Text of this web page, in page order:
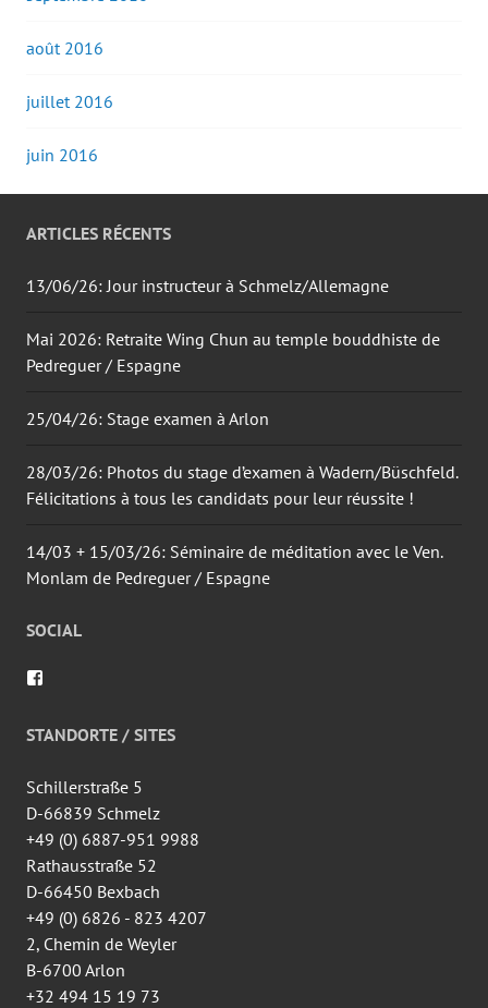
août 2016
juillet 2016
juin 2016
ARTICLES RÉCENTS
13/06/26: Jour instructeur à Schmelz/Allemagne
Mai 2026: Retraite Wing Chun au temple bouddhiste de
Pedreguer / Espagne
25/04/26: Stage examen à Arlon
28/03/26: Photos du stage d’examen à Wadern/Büschfeld.
Félicitations à tous les candidats pour leur réussite !
14/03 + 15/03/26: Séminaire de méditation avec le Ven.
Monlam de Pedreguer / Espagne
SOCIAL
de
wingtsun.arlon
Facebook
STANDORTE / SITES
Schillerstraße 5
D-66839 Schmelz
+49 (0) 6887-951 9988
Rathausstraße 52
D-66450 Bexbach
+49 (0) 6826 - 823 4207
2, Chemin de Weyler
B-6700 Arlon
+32 494 15 19 73